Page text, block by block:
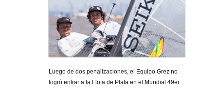
Luego de dos penalizaciones, el Equipo Grez no
logró entrar a la Flota de Plata en el Mundial 49er